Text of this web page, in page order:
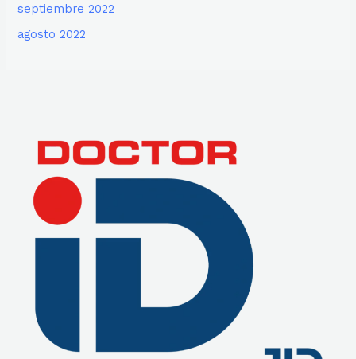
septiembre 2022
agosto 2022